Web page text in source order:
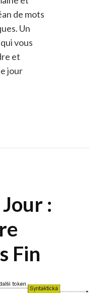
de mots
Un
vous
et
jour
:
Fin